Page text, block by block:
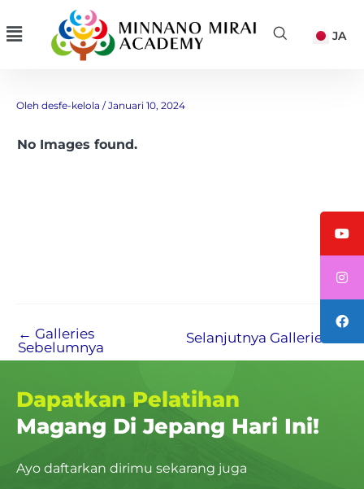
ke
Menu JA
Oleh desfe-kelola /Januari 10, 2024
No Images found.
← Galleries
Sebelumnya
Selanjutnya Galleries
Dapatkan Pelatihan
Magang Di Jepang Hari Ini!
Ayo daftarkan dirimu sekarang juga